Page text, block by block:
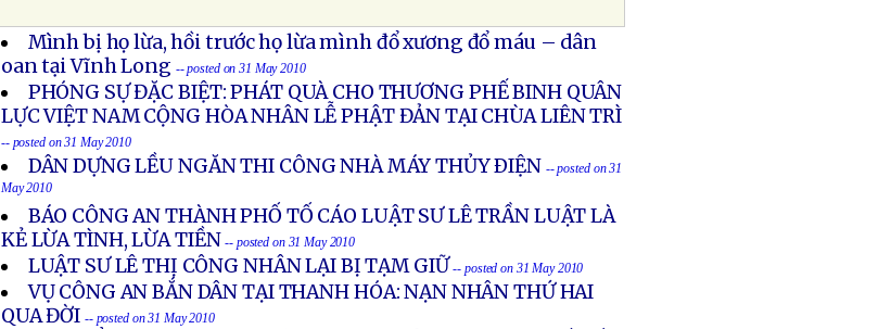
Mình bị họ lừa, hồi trước họ lừa mình đổ xương đổ máu – dân
oan tại Vĩnh Long -- posted on 31 May 2010
PHÓNG SỰ ĐẶC BIỆT: PHÁT QUÀ CHO THƯƠNG PHẾ BINH QUÂN
LỰC VIỆT NAM CỘNG HÒA NHÂN LỄ PHẬT ĐẢN TẠI CHÙA LIÊN TRÌ
-- posted on 31 May 2010
DÂN DỰNG LỀU NGĂN THI CÔNG NHÀ MÁY THỦY ÐIỆN -- posted on 31
May 2010
BÁO CÔNG AN THÀNH PHỐ TỐ CÁO LUẬT SƯ LÊ TRẦN LUẬT LÀ
KẺ LỪA TÌNH, LỪA TIỀN -- posted on 31 May 2010
LUẬT SƯ LÊ THỊ CÔNG NHÂN LẠI BỊ TẠM GIỮ -- posted on 31 May 2010
VỤ CÔNG AN BẮN DÂN TẠI THANH HÓA: NẠN NHÂN THỨ HAI
QUA ĐỜI -- posted on 31 May 2010